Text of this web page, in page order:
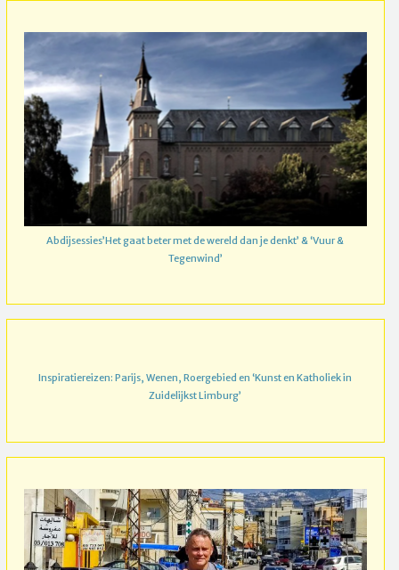
Abdijsessies’Het gaat beter met de wereld dan je denkt’ & ‘Vuur &
Tegenwind’
Inspiratiereizen: Parijs, Wenen, Roergebied en ‘Kunst en Katholiek in
Zuidelijkst Limburg’